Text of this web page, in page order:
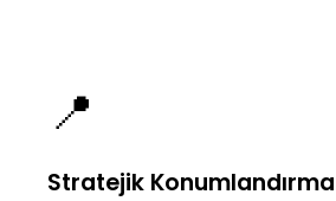
📍
Stratejik Konumlandırma